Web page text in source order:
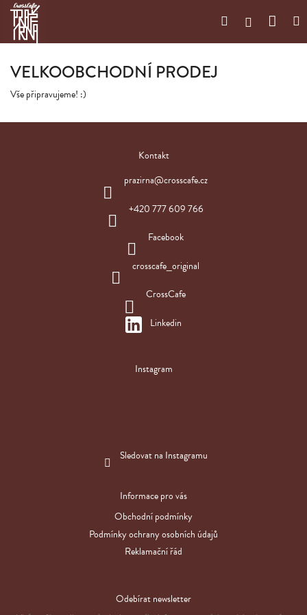
Přejít
obsah
Hledat Přihlášení
košík
VELKOOBCHODNÍ PRODEJ
Vše připravujeme! :)
Z
Kontakt
prazirna@crosscafe.cz
+420 777 609 766
Facebook
crosscafe_original
CrossCafe
Linkedin
Instagram
Sledovat na Instagramu
Informace pro vás
Obchodní podmínky
Podmínky ochrany osobních údajů
Reklamační řád
Odebírat newsletter